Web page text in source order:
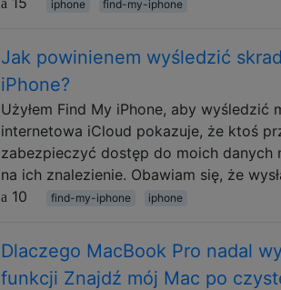
iphone find-my-iphone
Jak powinienem wyśledzić
iPhone?
Użyłem Find My iPhone, aby wyśledzić
internetowa iCloud pokazuje, że ktoś
zabezpieczyć dostęp do moich danych
na ich znalezienie. Obawiam się, że
10
find-my-iphone iphone
Dlaczego MacBook Pro nadal
funkcji Znajdź mój Mac po